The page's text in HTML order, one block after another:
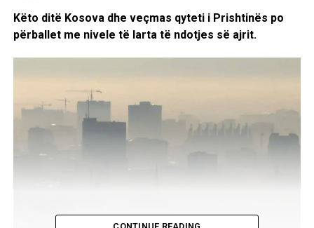
Këto ditë Kosova dhe veçmas qyteti i Prishtinës po
përballet me nivele të larta të ndotjes së ajrit.